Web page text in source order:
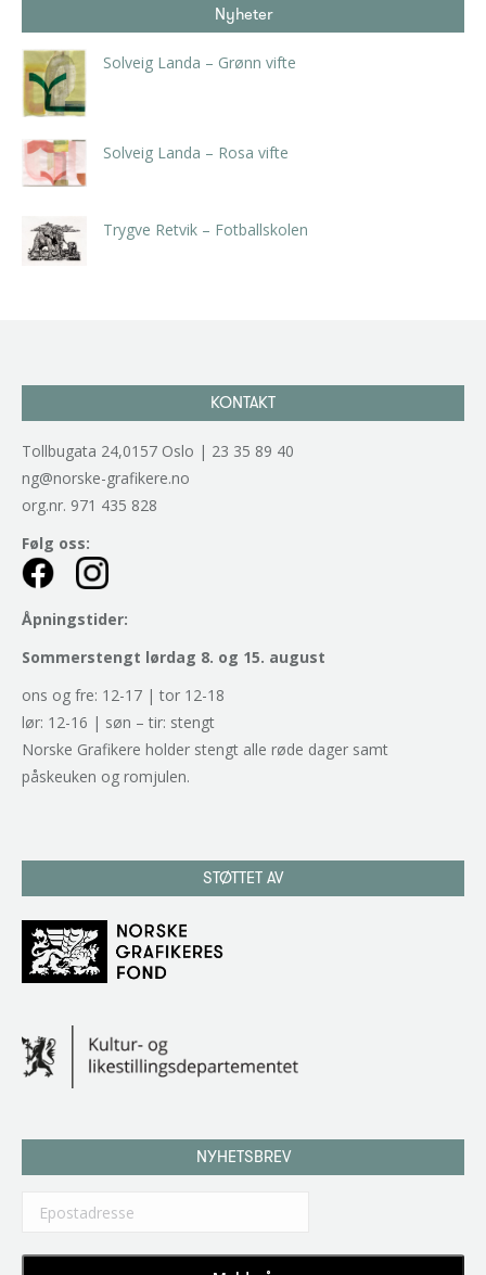
Nyheter
Solveig Landa – Grønn vifte
Solveig Landa – Rosa vifte
Trygve Retvik – Fotballskolen
KONTAKT
Tollbugata 24,0157 Oslo | 23 35 89 40
ng@norske-grafikere.no
org.nr. 971 435 828
Følg oss:
Åpningstider:
Sommerstengt lørdag 8. og 15. august
ons og fre: 12-17 | tor 12-18
lør: 12-16 | søn – tir: stengt
Norske Grafikere holder stengt alle røde dager samt
påskeuken og romjulen.
STØTTET AV
NYHETSBREV